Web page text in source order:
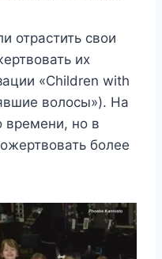
отрастить свои
их
«Children with
волосы»). На
времени, но в
более